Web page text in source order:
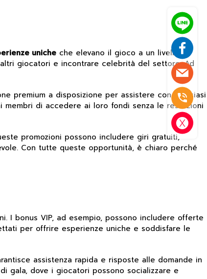
uniche che elevano il gioco a un livello
giocatori e incontrare celebrità del settore. Ad
premium a disposizione per assistere con qualsiasi
di accedere ai loro fondi senza le restrizioni
promozioni possono includere giri gratuiti,
Con tutte queste opportunità, è chiaro perché
I bonus VIP, ad esempio, possono includere offerte
per offrire esperienze uniche e soddisfare le
assistenza rapida e risposte alle domande in
gala, dove i giocatori possono socializzare e